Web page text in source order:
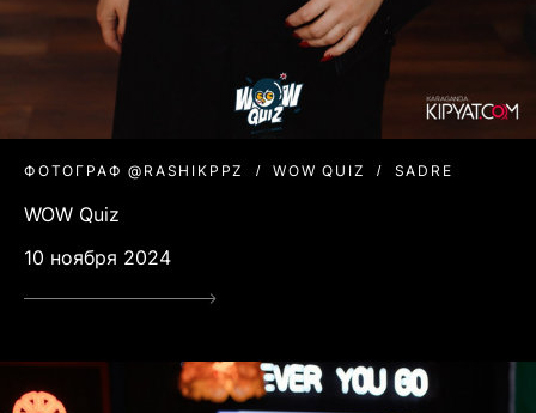
ФОТОГРАФ @RASHIKPPZ WOW QUIZ SADRE
WOW Quiz
10 ноября 2024